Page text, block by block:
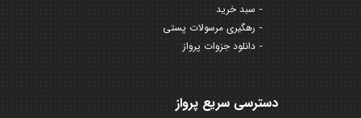
سبد خرید
رهگیری مرسولات پستی
دانلود جزوات پرواز
دسترسی سریع پرواز